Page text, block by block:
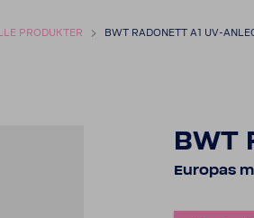
PRODUKTER BWT RADONETT A1 UV-
BWT
Europas